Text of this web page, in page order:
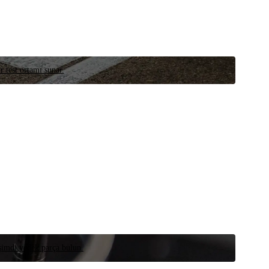
test ortamı sunar.
yedek parça bulun.